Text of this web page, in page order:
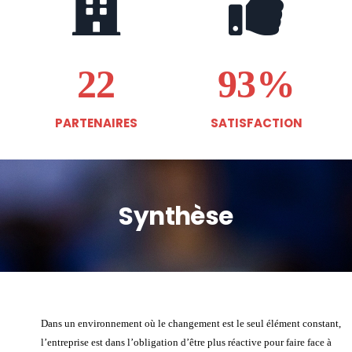
22
PARTENAIRES
93%
SATISFACTION
Synthèse
Dans un environnement où le changement est le seul élément constant,
l’entreprise est dans l’obligation d’être plus réactive pour faire face à